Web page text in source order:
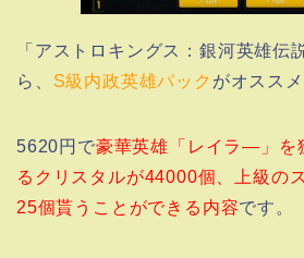
「アストロキングス：銀河英雄伝
ら、 S級内政英雄パック がオススメ
5620円で豪華英雄「レイラ―」を
るクリスタルが44000個、上級の
25個貰うことができる内容です。